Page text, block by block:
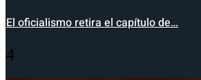
El oficialismo retira el capítulo de…
4